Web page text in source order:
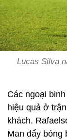
Lucas Silva
Các ngoại
hiệu quả ở
khách.
Man đẩy bóng